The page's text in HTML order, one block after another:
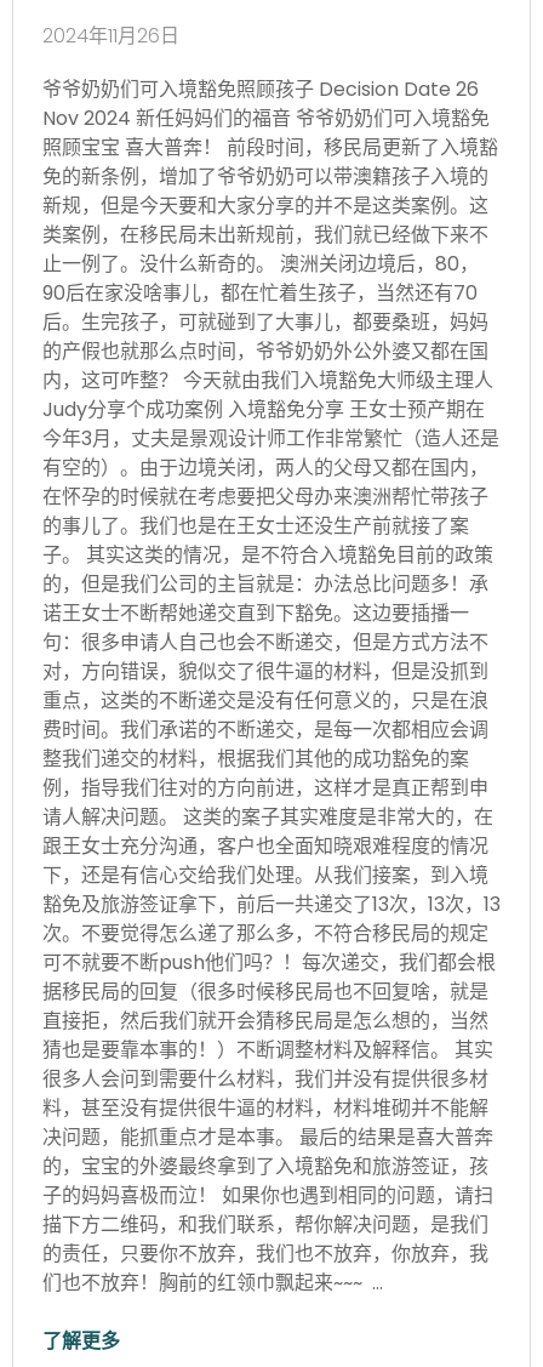
2024年11月26日
爷爷奶奶们可入境豁免照顾孩子 Decision Date 26
Nov 2024 新任妈妈们的福音 爷爷奶奶们可入境豁免
照顾宝宝 喜大普奔！ 前段时间，移民局更新了入境豁
免的新条例，增加了爷爷奶奶可以带澳籍孩子入境的
新规，但是今天要和大家分享的并不是这类案例。这
类案例，在移民局未出新规前，我们就已经做下来不
止一例了。没什么新奇的。 澳洲关闭边境后，80，
90后在家没啥事儿，都在忙着生孩子，当然还有70
后。生完孩子，可就碰到了大事儿，都要桑班，妈妈
的产假也就那么点时间，爷爷奶奶外公外婆又都在国
内，这可咋整？ 今天就由我们入境豁免大师级主理人
Judy分享个成功案例 入境豁免分享 王女士预产期在
今年3月，丈夫是景观设计师工作非常繁忙（造人还是
有空的）。由于边境关闭，两人的父母又都在国内，
在怀孕的时候就在考虑要把父母办来澳洲帮忙带孩子
的事儿了。我们也是在王女士还没生产前就接了案
子。 其实这类的情况，是不符合入境豁免目前的政策
的，但是我们公司的主旨就是：办法总比问题多！承
诺王女士不断帮她递交直到下豁免。这边要插播一
句：很多申请人自己也会不断递交，但是方式方法不
对，方向错误，貌似交了很牛逼的材料，但是没抓到
重点，这类的不断递交是没有任何意义的，只是在浪
费时间。我们承诺的不断递交，是每一次都相应会调
整我们递交的材料，根据我们其他的成功豁免的案
例，指导我们往对的方向前进，这样才是真正帮到申
请人解决问题。 这类的案子其实难度是非常大的，在
跟王女士充分沟通，客户也全面知晓艰难程度的情况
下，还是有信心交给我们处理。从我们接案，到入境
豁免及旅游签证拿下，前后一共递交了13次，13次，13
次。不要觉得怎么递了那么多，不符合移民局的规定
可不就要不断push他们吗？！每次递交，我们都会根
据移民局的回复（很多时候移民局也不回复啥，就是
直接拒，然后我们就开会猜移民局是怎么想的，当然
猜也是要靠本事的！）不断调整材料及解释信。 其实
很多人会问到需要什么材料，我们并没有提供很多材
料，甚至没有提供很牛逼的材料，材料堆砌并不能解
决问题，能抓重点才是本事。 最后的结果是喜大普奔
的，宝宝的外婆最终拿到了入境豁免和旅游签证，孩
子的妈妈喜极而泣！ 如果你也遇到相同的问题，请扫
描下方二维码，和我们联系，帮你解决问题，是我们
的责任，只要你不放弃，我们也不放弃，你放弃，我
们也不放弃！胸前的红领巾飘起来~~~ …
了解更多